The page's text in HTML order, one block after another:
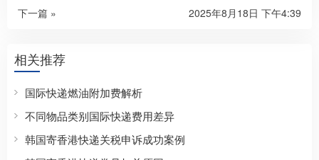
下一篇 » 2025年8月18日 下午4:39
相关推荐
国际快递燃油附加费解析
不同物品类别国际快递费用差异
韩国寄香港快递关税申诉成功案例